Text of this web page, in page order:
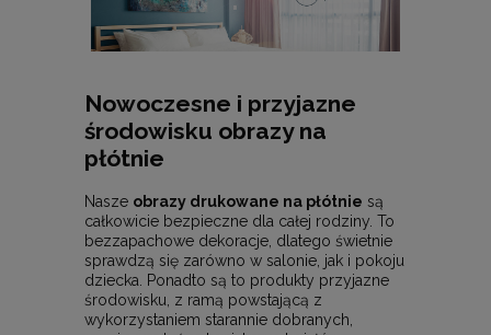
Nowoczesne i przyjazne
środowisku obrazy na
płótnie
Nasze obrazy drukowane na płótnie są
całkowicie bezpieczne dla całej rodziny. To
bezzapachowe dekoracje, dlatego świetnie
sprawdzą się zarówno w salonie, jak i pokoju
dziecka. Ponadto są to produkty przyjazne
środowisku, z ramą powstającą z
wykorzystaniem starannie dobranych,